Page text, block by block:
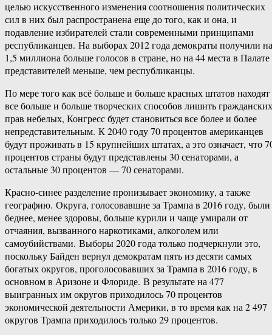
целью искусственного изменения соотношения политических
сил в них был распространена еще до того, как и она, и
подавление избирателей стали современными принципами
республиканцев. На выборах 2012 года демократы получили на
1,5 миллиона больше голосов в стране, но на 44 места в Палате
представителей меньше, чем республиканцы.
По мере того как всё больше и больше красных штатов находят
все больше и больше творческих способов лишить гражданских
прав небелых, Конгресс будет становиться все более и более
непредставительным. К 2040 году 70 процентов американцев
будут проживать в 15 крупнейших штатах, а это означает, что
процентов страны будут представлены 30 сенаторами, а
остальные 30 процентов — 70 сенаторами.
Красно-​синее разделение пронизывает экономику, а также
географию. Округа, голосовавшие за Трампа в 2016 году, были
беднее, менее здоровы, больше курили и чаще умирали от
отчаяния, вызванного наркотиками, алкоголем или
самоубийствами. Выборы 2020 года только подчеркнули это,
поскольку Байден вернул демократам пять из десяти самых
богатых округов, проголосовавших за Трампа в 2016 году, в
основном в Аризоне и Флориде. В результате на 477
выигранных им округов приходилось 70 процентов
экономической деятельности Америки, в то время как на 2 497
округов Трампа приходилось только 29 процентов.